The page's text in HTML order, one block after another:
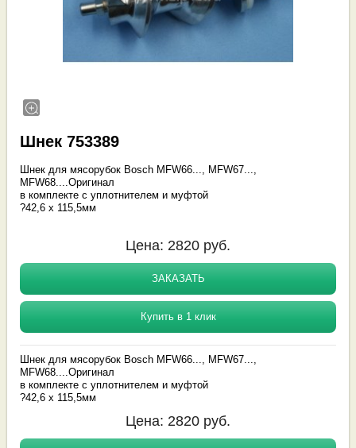
Шнек 753389
Шнек для мясорубок Bosch MFW66..., MFW67...,
MFW68....Оригинал
в комплекте с уплотнителем и муфтой
?42,6 x 115,5мм
Цена: 2820 руб.
ЗАКАЗАТЬ
Купить в 1 клик
Шнек для мясорубок Bosch MFW66..., MFW67...,
MFW68....Оригинал
в комплекте с уплотнителем и муфтой
?42,6 x 115,5мм
Цена: 2820 руб.